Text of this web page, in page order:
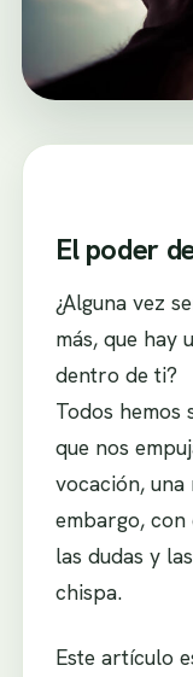
El poder
¿Alguna vez
más, que hay
dentro de ti?
Todos hemos
que nos
vocación,
embargo, con
las dudas y
chispa.
Este artículo